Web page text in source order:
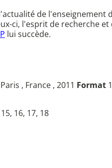
de l'enseignement
l'esprit de recherche et
lui succède.
, France , 2011 Format
15, 16, 17, 18